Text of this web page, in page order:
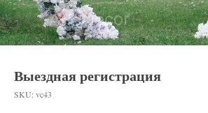
Выездная регистрация
SKU: vc43